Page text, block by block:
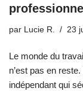
par Lucie R. 23
Le monde du
n’est pas en
indépendant qui